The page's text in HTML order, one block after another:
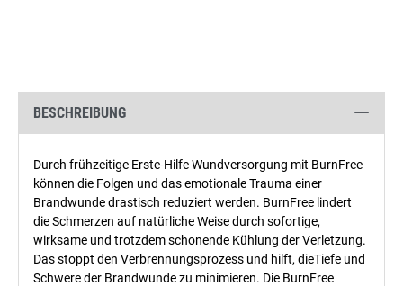
BESCHREIBUNG
Durch frühzeitige Erste-Hilfe Wundversorgung mit BurnFree
können die Folgen und das emotionale Trauma einer
Brandwunde drastisch reduziert werden. BurnFree lindert
die Schmerzen auf natürliche Weise durch sofortige,
wirksame und trotzdem schonende Kühlung der Verletzung.
Das stoppt den Verbrennungsprozess und hilft, dieTiefe und
Schwere der Brandwunde zu minimieren. Die BurnFree